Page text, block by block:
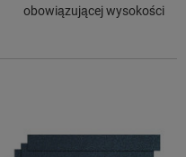
obowiązującej wysokości